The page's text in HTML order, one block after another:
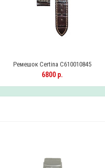
Ремешок Certina C610010845
6800 р.